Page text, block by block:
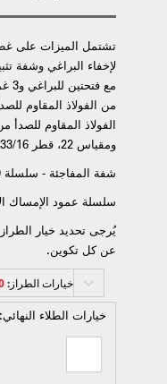
تشتمل الميزات على
ومقياس 22، قطر 33/16″ (81 مم).
شفة المفاجئة - سلسلة 3700-W - أنابيب قطرها 1-1/4 بوصة
سلسلة عمود الإمساك
يُرجى تحديد خيار
عن كل تكوين.
خيارات الطراز:
خيارات الطلاء النهائي: